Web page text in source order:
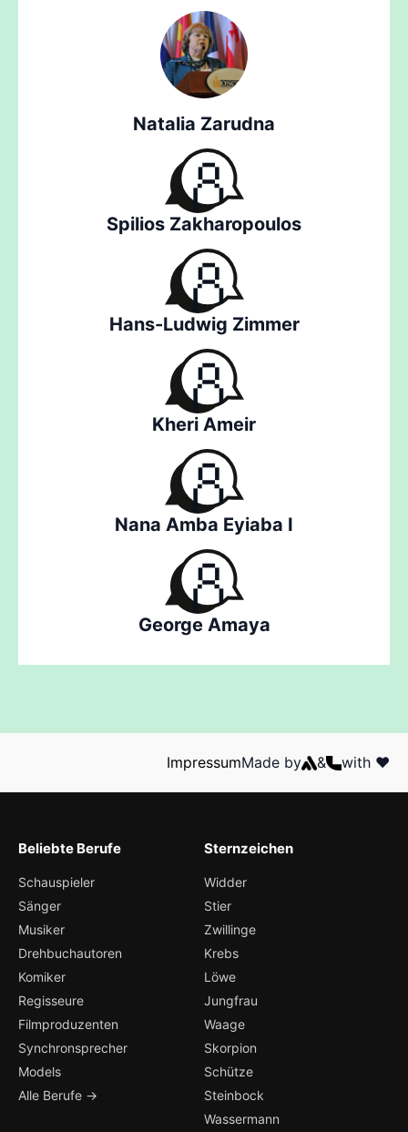
Natalia Zarudna
Spilios Zakharopoulos
Hans-Ludwig Zimmer
Kheri Ameir
Nana Amba Eyiaba I
George Amaya
ImpressumMade by & with ❤️
Beliebte Berufe
Schauspieler
Sänger
Musiker
Drehbuchautoren
Komiker
Regisseure
Filmproduzenten
Synchronsprecher
Models
Alle Berufe →
Sternzeichen
Widder
Stier
Zwillinge
Krebs
Löwe
Jungfrau
Waage
Skorpion
Schütze
Steinbock
Wassermann